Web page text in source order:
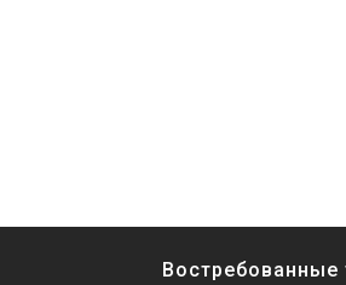
Востребованные